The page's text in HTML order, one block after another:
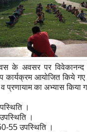
के अवसर पर विवेकानन्द
कार्यक्रम आयोजित किये
का अभ्यास किया
।
।
55 उपस्थिति ।